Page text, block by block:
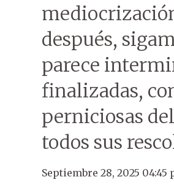
después,
parece
finalizadas,
perniciosas
todos sus
Septiembre 28, 2025 04:45